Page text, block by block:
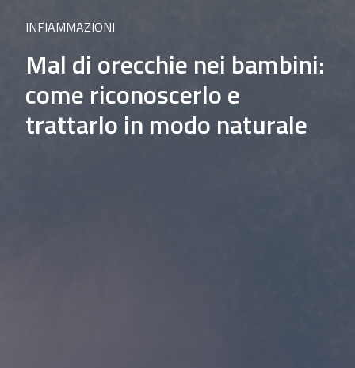
INFIAMMAZIONI
Mal di orecchie nei bambini:
come riconoscerlo e
trattarlo in modo naturale